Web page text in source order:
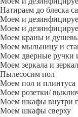
Натираем до блеска
Моем и
Моем и
Моем краны и
Моем мыльницу и
Моем дверные ручки
Моем зеркала и
Пылесосим пол
Моем пол и плинтуса
Моем розетки/
Моем шкафы внутри
Моем шкафы сверху